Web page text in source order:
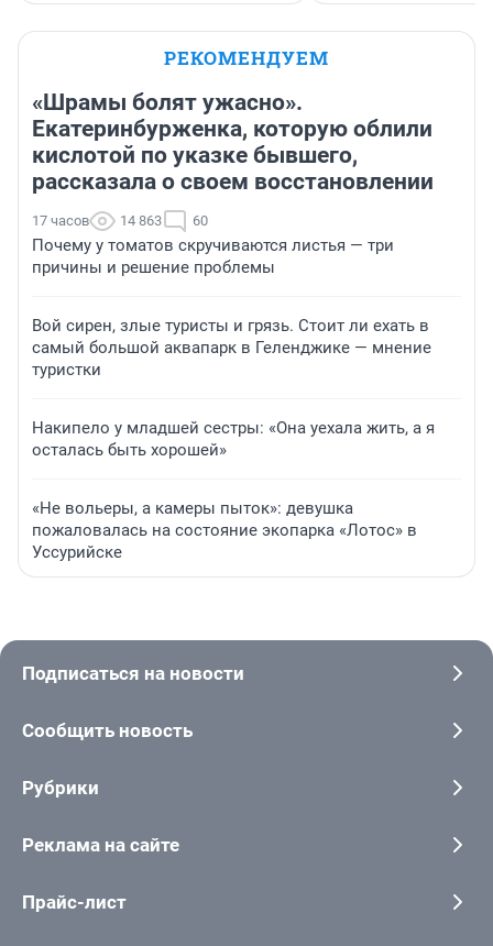
РЕКОМЕНДУЕМ
«Шрамы болят ужасно».
Екатеринбурженка, которую облили
кислотой по указке бывшего,
рассказала о своем восстановлении
17 часов 14 863 60
Почему у томатов скручиваются листья — три
причины и решение проблемы
Вой сирен, злые туристы и грязь. Стоит ли ехать в
самый большой аквапарк в Геленджике — мнение
туристки
Накипело у младшей сестры: «Она уехала жить, а я
осталась быть хорошей»
«Не вольеры, а камеры пыток»: девушка
пожаловалась на состояние экопарка «Лотос» в
Уссурийске
Подписаться на новости
Сообщить новость
Рубрики
Реклама на сайте
Прайс-лист